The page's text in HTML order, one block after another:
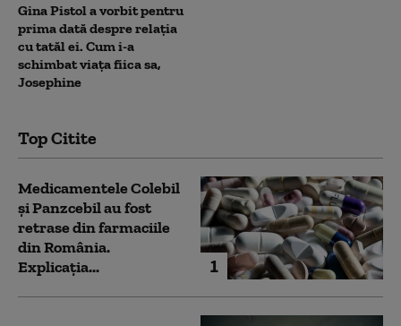
Gina Pistol a vorbit pentru
prima dată despre relația
cu tatăl ei. Cum i-a
schimbat viața fiica sa,
Josephine
Top Citite
1
Medicamentele Colebil
și Panzcebil au fost
retrase din farmaciile
din România.
Explicația...